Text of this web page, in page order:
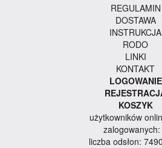
REGULAMIN
DOSTAWA
INSTRUKCJA
RODO
LINKI
KONTAKT
LOGOWANIE
KOSZYK
użytkowników
zalogowanych:
liczba odsłon: